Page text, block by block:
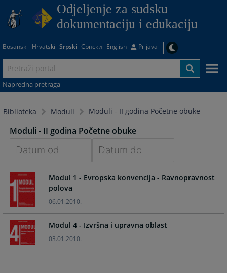
Odjeljenje za sudsku
dokumentaciju i edukaciju
Bosanski Hrvatski Srpski Српски English Prijava
Napredna pretraga
Biblioteka Moduli Moduli - II godina Početne obuke
Moduli - II godina Početne obuke
forward
to
interact
with
the
calendar
and
forward
with
the
Modul 1 - Evropska konvencija - Ravnopravnost
polova
06.01.2010.
Modul 4 - Izvršna i upravna oblast
03.01.2010.